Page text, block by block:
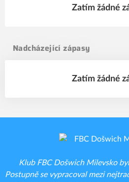
Zatím žádné
Nadcházející zápasy
Zatím žádné
Klub FBC Došwich Milevsko
Postupně se vypracoval mezi